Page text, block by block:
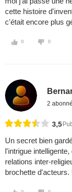
cette histoire
c'était encore plus
0 0
2
3,5
Un secret bien
l'intrigue
relations inter-
brochette d'acteurs.